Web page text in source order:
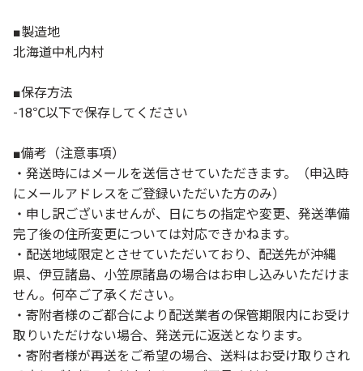
■製造地
北海道中札内村
■保存方法
-18℃以下で保存してください
■備考（注意事項）
・発送時にはメールを送信させていただきます。（申込時
にメールアドレスをご登録いただいた方のみ）
・申し訳ございませんが、日にちの指定や変更、発送準備
完了後の住所変更については対応できかねます。
・配送地域限定とさせていただいており、配送先が沖縄
県、伊豆諸島、小笠原諸島の場合はお申し込みいただけま
せん。何卒ご了承ください。
・寄附者様のご都合により配送業者の保管期限内にお受け
取りいただけない場合、発送元に返送となります。
・寄附者様が再送をご希望の場合、送料はお受け取りされ